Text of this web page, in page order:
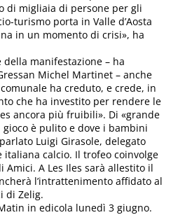
di migliaia di persone per gli
turismo porta in Valle d’Aosta
in un momento di crisi», ha
manifestazione – ha
Michel Martinet – anche
ha creduto, e crede, in
che ha investito per rendere le
ancora più fruibili». Di «grande
è pulito e dove i bambini
Luigi Girasole, delegato
italiana calcio. Il trofeo coinvolge
Amici. A Les Iles sarà allestito il
l’intrattenimento affidato al
di Zelig.
in edicola lunedì 3 giugno.